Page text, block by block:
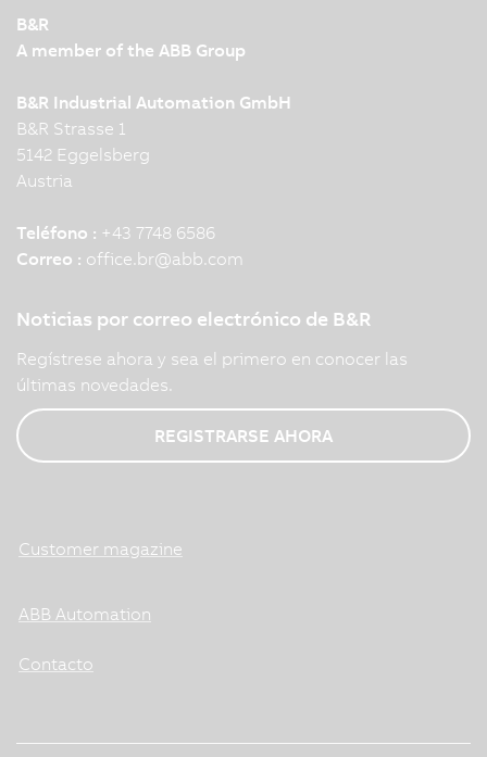
B&R
A member of the ABB Group
B&R Industrial Automation GmbH
B&R Strasse 1
5142 Eggelsberg
Austria
Teléfono : +43 7748 6586
Correo : office.br@abb.com
Noticias por correo electrónico de B&R
Regístrese ahora y sea el primero en conocer las
últimas novedades.
REGISTRARSE AHORA
Customer magazine
ABB Automation
Contacto